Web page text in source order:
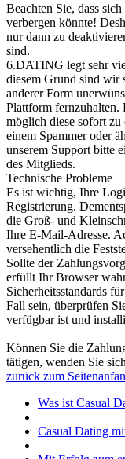
Beachten Sie, dass
verbergen könnte!
nur dann zu
sind.
6.DATING legt sehr
diesem Grund sind wir
anderer Form
Plattform fernzuhalten.
möglich diese sofort
einem Spammer oder
unserem Support bitte
des Mitglieds.
Technische Probleme
Es ist wichtig, Ihre
Registrierung.
die Groß- und
Ihre E-Mail-Adresse.
versehentlich die
Sollte der
erfüllt Ihr Browser
Sicherheitsstandards
Fall sein, überprüfen
verfügbar ist und
Können Sie die
tätigen, wenden Sie
zurück zum
Was ist Casual
Casual Dating